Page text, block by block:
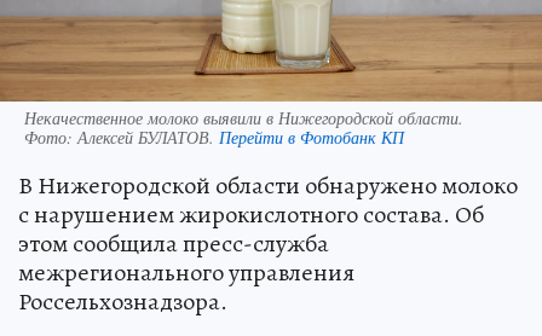
Некачественное молоко выявили в Нижегородской области.
Фото: Алексей БУЛАТОВ. Перейти в Фотобанк КП
В Нижегородской области обнаружено молоко
с нарушением жирокислотного состава. Об
этом сообщила пресс-служба
межрегионального управления
Россельхознадзора.